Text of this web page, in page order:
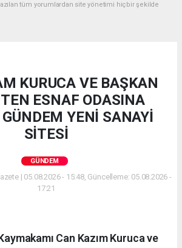
tüm yorumlardan site yönetimi hiçbir şekilde
KURUCA VE BAŞKAN
ESNAF ODASINA
YENİ SANAYİ
SİTESİ
GÜNDEM
| 05.08.2026 - 15:48, Güncelleme: 05.08.2026 -
17:21
Can Kazım Kuruca ve